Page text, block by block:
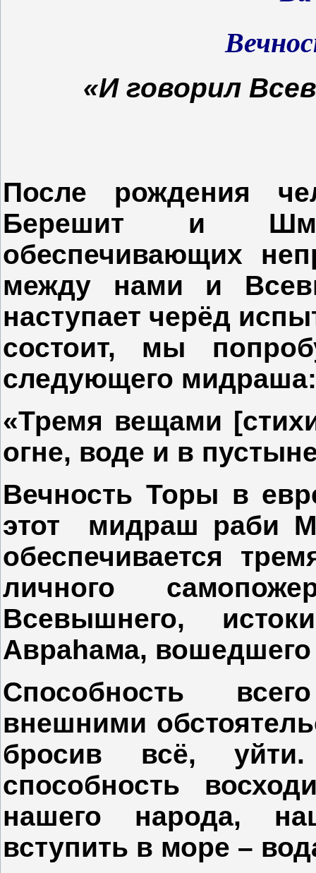
«И говорил
После рождения
Берешит и
обеспечивающих
между нами и
наступает черёд
состоит, мы
следующего мидраша:
«Тремя вещами
огне, воде и в
Вечность Торы в
этот мидраш раби
обеспечивается
личного
Всевышнего,
Авраhама,
Способность
внешними
бросив всё,
способность
нашего народа,
вступить в море –